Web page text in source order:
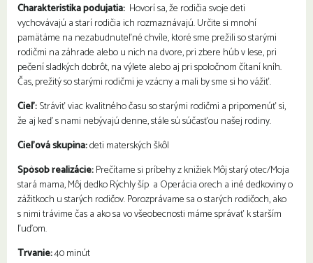
Charakteristika podujatia: Hovorí sa, že rodičia svoje deti
vychovávajú a starí rodičia ich rozmaznávajú. Určite si mnohí
pamätáme na nezabudnuteľné chvíle, ktoré sme prežili so starými
rodičmi na záhrade alebo u nich na dvore, pri zbere húb v lese, pri
pečení sladkých dobrôt, na výlete alebo aj pri spoločnom čítaní kníh.
Čas, prežitý so starými rodičmi je vzácny a mali by sme si ho vážiť.
Cieľ:Stráviť viac kvalitného času so starými rodičmi a pripomenúť si,
že aj keď s nami nebývajú denne, stále sú súčasťou našej rodiny.
Cieľová skupina:deti materských škôl
Spôsob realizácie:Prečítame si príbehy z knižiek Môj starý otec/Moja
stará mama, Môj dedko Rýchly šíp a Operácia orech a iné dedkoviny o
zážitkoch u starých rodičov. Porozprávame sa o starých rodičoch, ako
s nimi trávime čas a ako sa vo všeobecnosti máme správať k starším
ľuďom.
Trvanie:40 minút